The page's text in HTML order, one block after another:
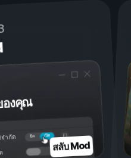
องคุณ
เปิด
ปิด
ำกัด
สลับ Mod